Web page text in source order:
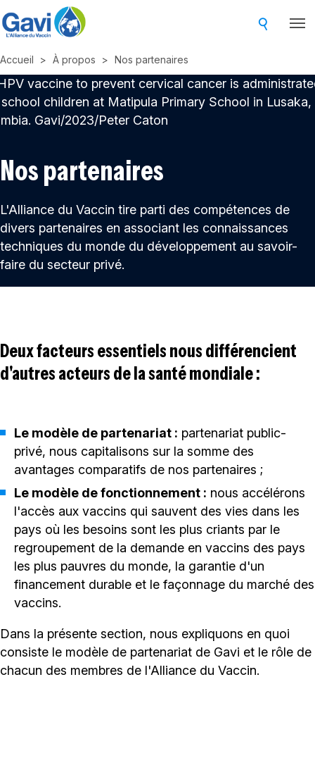
Skip
to
content
Accueil À propos Nos partenaires
Nos partenaires
L'Alliance du Vaccin tire parti des compétences de
divers partenaires en associant les connaissances
techniques du monde du développement au savoir-
faire du secteur privé.
Deux facteurs essentiels nous différencient
d'autres acteurs de la santé mondiale :
Le modèle de partenariat : partenariat public-
privé, nous capitalisons sur la somme des
avantages comparatifs de nos partenaires ;
Le modèle de fonctionnement : nous accélérons
l'accès aux vaccins qui sauvent des vies dans les
pays où les besoins sont les plus criants par le
regroupement de la demande en vaccins des pays
les plus pauvres du monde, la garantie d'un
financement durable et le façonnage du marché des
vaccins.
Dans la présente section, nous expliquons en quoi
consiste le modèle de partenariat de Gavi et le rôle de
chacun des membres de l'Alliance du Vaccin.